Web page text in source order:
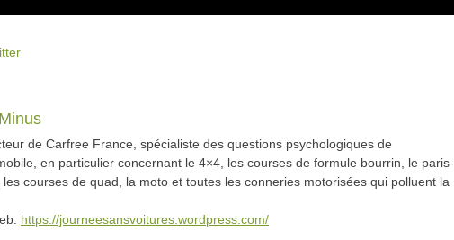
de Carfree France, spécialiste des questions psychologiques de
en particulier concernant le 4×4, les courses de formule bourrin, le paris-
les courses de quad, la moto et toutes les conneries motorisées qui polluent la
https://journeesansvoitures.wordpress.com/